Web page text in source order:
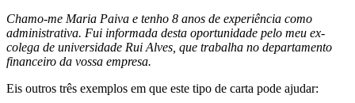
Chamo-me Maria Paiva e tenho 8 anos de experiência como
administrativa. Fui informada desta oportunidade pelo meu ex-
colega de universidade Rui Alves, que trabalha no departamento
financeiro da vossa empresa.
Eis outros três exemplos em que este tipo de carta pode ajudar: